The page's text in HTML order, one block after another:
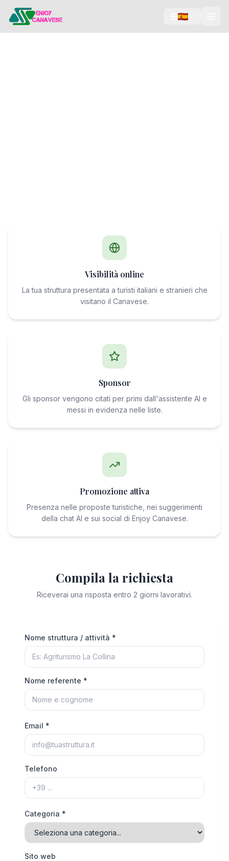
Visibilità online
La tua struttura presentata a turisti italiani e stranieri che
visitano il Canavese.
Sponsor
Gli sponsor vengono citati per primi dall'assistente AI e
messi in evidenza nelle liste.
Promozione attiva
Presenza nelle proposte turistiche, nei suggerimenti
della chat AI e sui social di Enjoy Canavese.
Compila la richiesta
Riceverai una risposta entro 2 giorni lavorativi.
Nome struttura / attività *
Nome referente *
Email *
Telefono
Categoria *
Sito web